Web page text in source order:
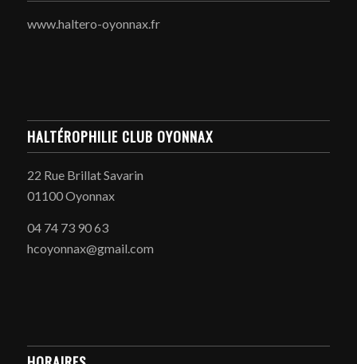
www.haltero-oyonnax.fr
HALTÉROPHILIE CLUB OYONNAX
22 Rue Brillat Savarin
01100 Oyonnax
04 74 73 90 63
hcoyonnax@gmail.com